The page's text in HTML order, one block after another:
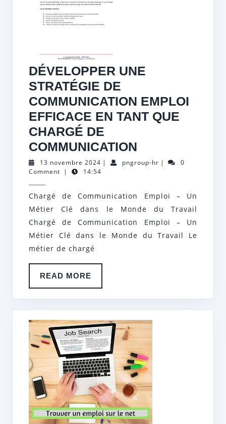
DÉVELOPPER UNE
STRATÉGIE DE
COMMUNICATION EMPLOI
EFFICACE EN TANT QUE
CHARGÉ DE
COMMUNICATION
UNE
DE
EMPLOI
EFFICACE
CHARGÉ
DE
13 novembre 2024 13
novembre
| pngroup-hrpngroup-
|
0
Comment | 14:54
Chargé de Communication Emploi – Un
Métier Clé dans le Monde du Travail
Chargé de Communication Emploi – Un
Métier Clé dans le Monde du Travail Le
métier de chargé
READ MORE
MORE